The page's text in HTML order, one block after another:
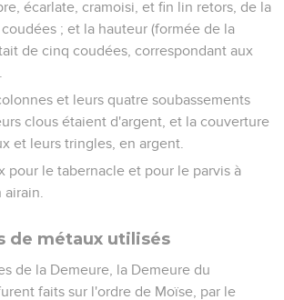
écarlate, cramoisi, et fin lin retors, de la
; et la hauteur (formée de la
de cinq coudées, correspondant aux
et leurs quatre soubassements
clous étaient d'argent, et la couverture
et leurs tringles, en argent.
pour le tabernacle et pour le parvis à
de métaux utilisés
de la Demeure, la Demeure du
faits sur l'ordre de Moïse, par le